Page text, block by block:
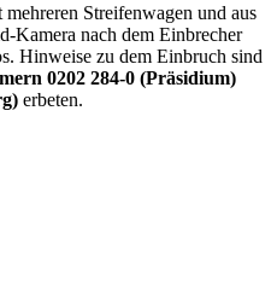
Streifenwagen und aus
Kamera nach dem Einbrecher
Hinweise zu dem Einbruch sind
0202 284-0 (Präsidium)
erbeten.